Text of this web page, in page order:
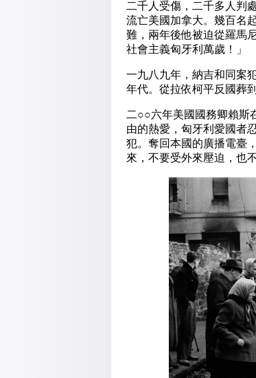
二千人受傷，二千多人判
流亡美國加拿大。幾百名
難，兩年後他被迫從羅馬
社會主義匈牙利萬歲！」
一九八九年，納吉和同案
年代。從拉依柯平反國葬
二○○六年美國國務卿賴斯
由的熱愛，匈牙利愛國者
犯。奪回本國的廣播電臺
來，不要受外來壓迫，也